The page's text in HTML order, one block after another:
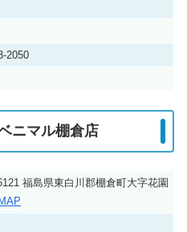
2050
ニマル棚倉店
福島県東白川郡棚倉町大字花園
MAP